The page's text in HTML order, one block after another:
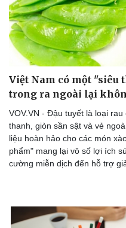
Việt Nam có một "siêu
trong ra ngoài lại
VOV.VN - Đậu tuyết là loại
thanh, giòn sần sật và vẻ
liệu hoàn hảo cho các món
phẩm" mang lại vô số lợi ích
cường miễn dịch đến hỗ trợ